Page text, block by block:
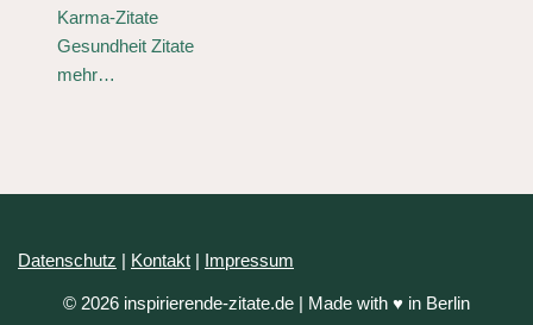
Karma-Zitate
Gesundheit Zitate
mehr…
Datenschutz | Kontakt | Impressum
© 2026 inspirierende-zitate.de | Made with ♥ in Berlin